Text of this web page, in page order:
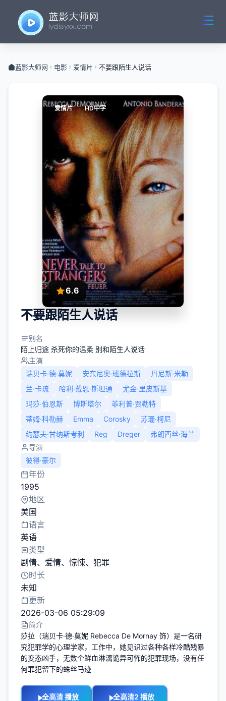
蓝影大师网 电影 爱情片 不要跟陌生人说话
爱情片 HD中字
6.6
不要跟陌生人说话
别名
陌上归途 杀死你的温柔 别和陌生人说话
主演
瑞贝卡·德·莫妮
安东尼奥·班德拉斯
丹尼斯·米勒
兰·卡琉
哈利·戴恩·斯坦通
尤金·里皮斯基
玛莎·伯恩斯
博斯塔尔
菲利普·贾勒特
蒂姆·科勒赫
Emma Corosky
苏珊·柯尼
约瑟夫·甘纳斯考利
Reg Dreger
弗朗西丝·海兰
导演
彼得·豪尔
年份
1995
地区
美国
语言
英语
类型
剧情、 爱情、 惊悚、 犯罪
时长
未知
更新
2026-03-06 05:29:09
简介
莎拉（瑞贝卡·德·莫妮 Rebecca De Mornay 饰）是一名研
究犯罪学的心理学家，工作中，她见识过各种各样冷酷残暴
的变态凶手，无数个鲜血淋漓诡异可怖的犯罪现场，没有任
何罪犯留下的蛛丝马迹
全高清 播放 全高清2 播放